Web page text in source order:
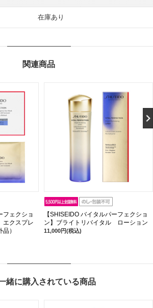
在庫あり
関連商品
フェクショ
クスプレ
）
【SHISEIDO バイタルパーフェクショ
ン】ブライトリバイタル ローション
11,000円(税込)
緒に購入されている商品